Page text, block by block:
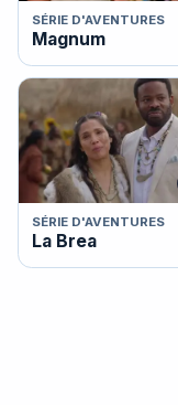
SÉRIE D'AVENTURES
Magnum
SÉRIE D'AVENTURES
La Brea